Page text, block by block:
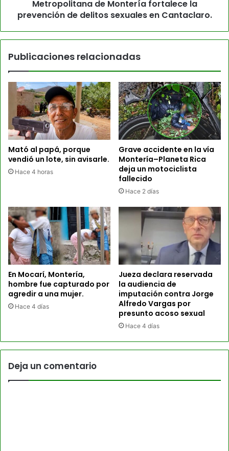
Metropolitana de Montería fortalece la
prevención de delitos sexuales en Cantaclaro.
Publicaciones relacionadas
Mató al papá, porque
vendió un lote, sin avisarle.
Hace 4 horas
Grave accidente en la vía
Montería–Planeta Rica
deja un motociclista
fallecido
Hace 2 días
En Mocarí, Montería,
hombre fue capturado por
agredir a una mujer.
Hace 4 días
Jueza declara reservada
la audiencia de
imputación contra Jorge
Alfredo Vargas por
presunto acoso sexual
Hace 4 días
Deja un comentario